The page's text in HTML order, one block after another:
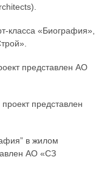
класса «Биография»,
представлен АО
представлен
в жилом
АО «СЗ